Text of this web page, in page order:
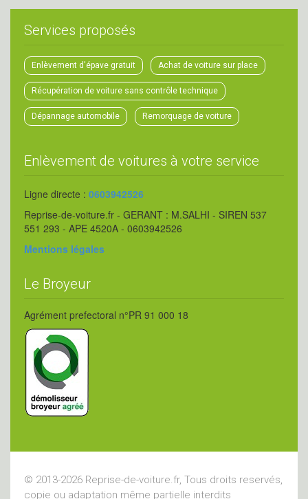
Services proposés
Enlèvement d'épave gratuit Achat de voiture sur place
Récupération de voiture sans contrôle technique
Dépannage automobile Remorquage de voiture
Enlèvement de voitures à votre service
Ligne directe : 0603942526
Reprise-de-voiture.fr - GERANT : M.SALHI - SIREN 537
551 293 - APE 4520A - 0603942526
Mentions légales
Le Broyeur
Agrément prefectoral n°PR 91 000 18
© 2013-2026 Reprise-de-voiture.fr, Tous droits reservés,
copie ou adaptation même partielle interdits